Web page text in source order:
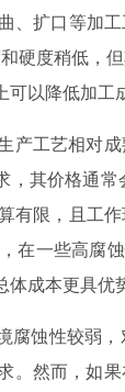
、扩口等加
硬度稍低，
以降低加工
工艺相对成
其价格通常
有限，且工
在一些高腐
成本更具优
腐蚀性较弱
。然而，如